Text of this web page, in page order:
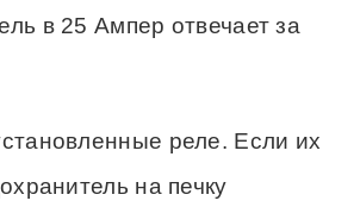
в 25 Ампер отвечает за
реле. Если их
на печку